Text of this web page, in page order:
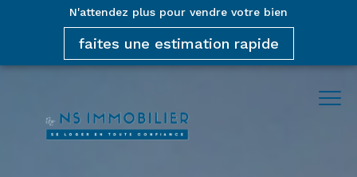
N'attendez plus pour vendre votre bien
faites une estimation rapide